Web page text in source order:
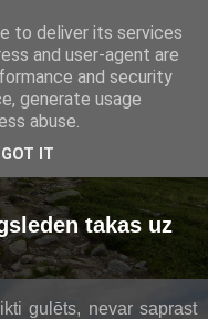
takas uz
gulēts, nevar saprast
to deliver its services
and user-agent are
and security
generate usage
abuse.
GOT IT